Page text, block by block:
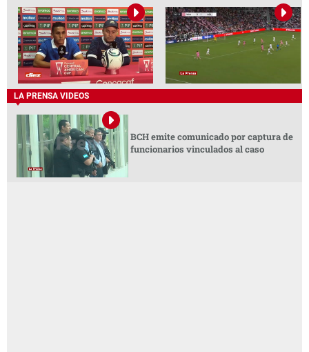
LA PRENSA VIDEOS
BCH emite comunicado por captura de
funcionarios vinculados al caso